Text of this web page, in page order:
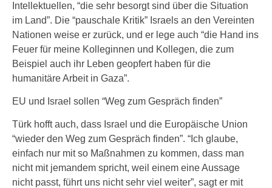
Intellektuellen, “die sehr besorgt sind über die Situation
im Land”. Die “pauschale Kritik” Israels an den Vereinten
Nationen weise er zurück, und er lege auch “die Hand ins
Feuer für meine Kolleginnen und Kollegen, die zum
Beispiel auch ihr Leben geopfert haben für die
humanitäre Arbeit in Gaza”.
EU und Israel sollen “Weg zum Gespräch finden”
Türk hofft auch, dass Israel und die Europäische Union
“wieder den Weg zum Gespräch finden”. “Ich glaube,
einfach nur mit so Maßnahmen zu kommen, dass man
nicht mit jemandem spricht, weil einem eine Aussage
nicht passt, führt uns nicht sehr viel weiter”, sagt er mit